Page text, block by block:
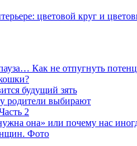
цветовой круг и
Как не отпугнуть
будущий зять
родители выбирают
2
она» или почему нас
Фото